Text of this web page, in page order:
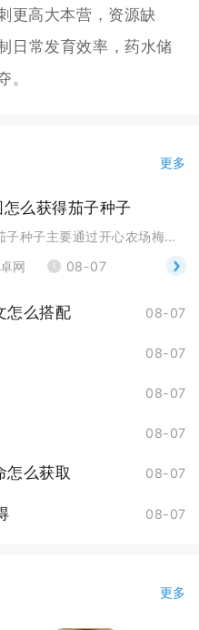
更高大本营，资源缺
日常发育效率，药水储
。
更多
怎么获得茄子种子
摩尔庄园茄子种子主要通过开心农场梅森小屋内的种子商
网
08-07
怎么搭配 08-07
08-07
08-07
08-07
怎么获取 08-07
08-07
更多